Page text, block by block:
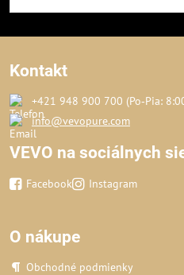
Kontakt
+421 948 900 700 (Po‑Pia:
info@vevopure.com
VEVO na sociálnych
Facebook Instagram
O nákupe
Obchodné podmienky